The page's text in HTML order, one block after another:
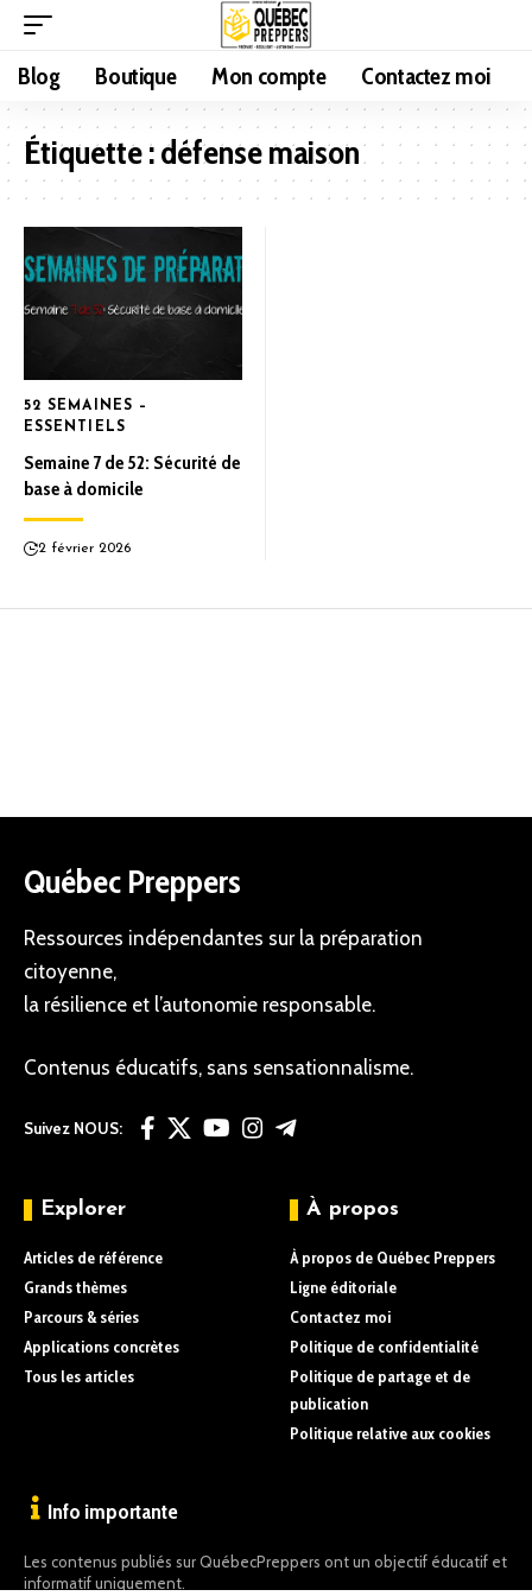
Blog Boutique Mon compte Contactez moi
Étiquette :défense maison
52 SEMAINES –
ESSENTIELS
Semaine 7 de 52: Sécurité de
base à domicile
2 février 2026
Québec Preppers
Ressources indépendantes sur la préparation
citoyenne,
la résilience et l’autonomie responsable.
Contenus éducatifs, sans sensationnalisme.
Suivez NOUS:
Explorer
Articles de référence
Grands thèmes
Parcours & séries
Applications concrètes
Tous les articles
À propos
À propos de Québec Preppers
Ligne éditoriale
Contactez moi
Politique de confidentialité
Politique de partage et de
publication
Politique relative aux cookies
Info importante
Les contenus publiés sur QuébecPreppers ont un objectif éducatif et
informatif uniquement.